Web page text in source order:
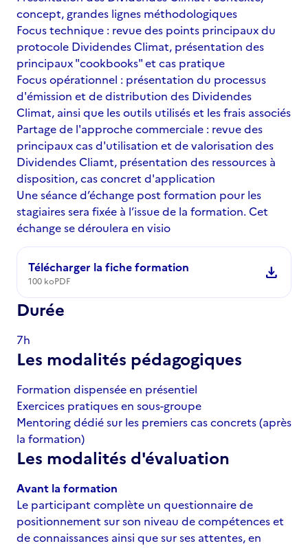
concept, grandes lignes méthodologiques
Focus technique : revue des points principaux du
protocole Dividendes Climat, présentation des
principaux "cookbooks" et cas pratique
Focus opérationnel : présentation du processus
d'émission et de distribution des Dividendes
Climat, ainsi que les outils utilisés et les frais associés
Partage de l'approche commerciale : revue des
principaux cas d'utilisation et de valorisation des
Dividendes Cliamt, présentation des ressources à
disposition, cas concret d'application
Une séance d’échange post formation pour les
stagiaires sera fixée à l’issue de la formation. Cet
échange se déroulera en visio
Télécharger la fiche formation
100 koPDF download
Durée
7h
Les modalités pédagogiques
Formation dispensée en présentiel
Exercices pratiques en sous-groupe
Mentoring dédié sur les premiers cas concrets (après
la formation)
Les modalités d'évaluation
Avant la formation
Le participant complète un questionnaire de
positionnement sur son niveau de compétences et
de connaissances ainsi que sur ses attentes, en